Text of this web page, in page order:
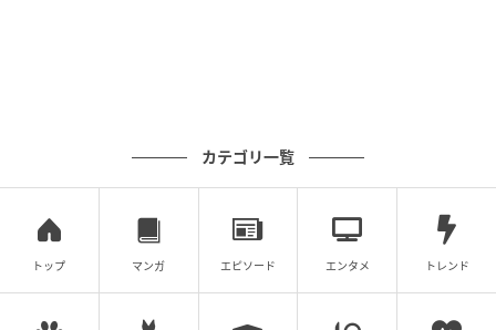
高速道路をよく使う方や長距離運転をする方は、ドラ
イバーだけでなく同乗者のことも考えた「安定性」や
「疲れにくさ」「安心できる運転支援システム」を重
視する傾向がうかがえます。実際の利用者の声から、
現場目線の信頼できるSUV選びの大きなヒントが見つ
カテゴリ一覧
トップ マンガ エピソード エンタメ トレンド